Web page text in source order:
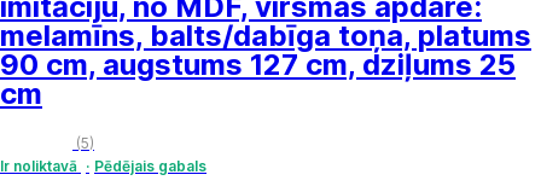
imitāciju, no MDF, virsmas apdare:
melamīns, balts/dabīga toņa, platums
90 cm, augstums 127 cm, dziļums 25
cm
(5)
Ir noliktavā
Pēdējais gabals